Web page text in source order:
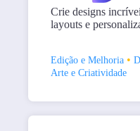
Crie designs
layouts e
Edição e Melhoria •
Arte e Criatividade